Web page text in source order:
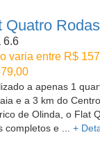
Quatro Rodas
6.6
varia entre R$
a apenas 1
e a 3 km do Centro
de Olinda, o Flat
completos e ... +